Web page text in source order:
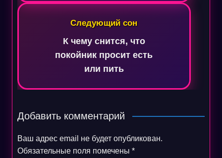
Следующий сон
К чему снится, что
покойник просит есть
или пить
Добавить комментарий
Ваш адрес email не будет опубликован.
Обязательные поля помечены *